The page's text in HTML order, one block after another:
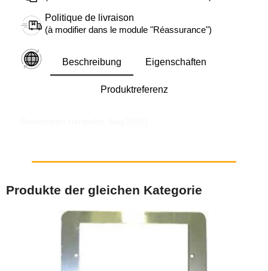
Politique de livraison
(à modifier dans le module "Réassurance")
Beschreibung Eigenschaften
Produktreferenz
Produkte der gleichen Kategorie